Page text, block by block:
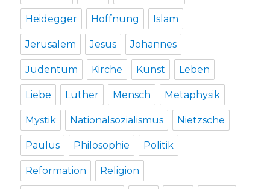
Heidegger Hoffnung Islam
Jerusalem Jesus Johannes
Judentum Kirche Kunst Leben
Liebe Luther Mensch Metaphysik
Mystik Nationalsozialismus Nietzsche
Paulus Philosophie Politik
Reformation Religion